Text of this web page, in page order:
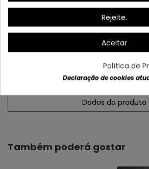
Lâmpadas recomendadas:
Dados do produto
Também poderá gostar
Rejeite.
Aceitar
Política de
Declaração de cookies